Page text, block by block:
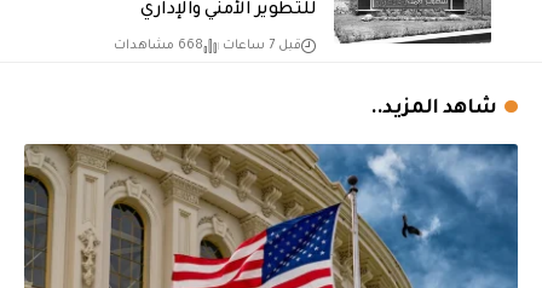
للتطوير الأمني والإداري
قبل 7 ساعات 668 مشاهدات
شاهد المزيد..